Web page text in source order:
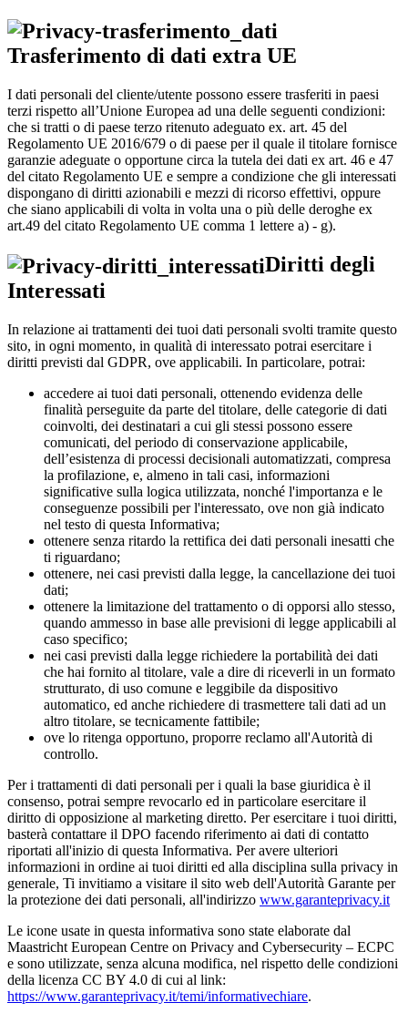
Trasferimento di dati extra UE
I dati personali del cliente/utente possono essere trasferiti in paesi
terzi rispetto all’Unione Europea ad una delle seguenti condizioni:
che si tratti o di paese terzo ritenuto adeguato ex. art. 45 del
Regolamento UE 2016/679 o di paese per il quale il titolare fornisce
garanzie adeguate o opportune circa la tutela dei dati ex art. 46 e 47
del citato Regolamento UE e sempre a condizione che gli interessati
dispongano di diritti azionabili e mezzi di ricorso effettivi, oppure
che siano applicabili di volta in volta una o più delle deroghe ex
art.49 del citato Regolamento UE comma 1 lettere a) - g).
Diritti degli
Interessati
In relazione ai trattamenti dei tuoi dati personali svolti tramite questo
sito, in ogni momento, in qualità di interessato potrai esercitare i
diritti previsti dal GDPR, ove applicabili. In particolare, potrai:
accedere ai tuoi dati personali, ottenendo evidenza delle
finalità perseguite da parte del titolare, delle categorie di dati
coinvolti, dei destinatari a cui gli stessi possono essere
comunicati, del periodo di conservazione applicabile,
dell’esistenza di processi decisionali automatizzati, compresa
la profilazione, e, almeno in tali casi, informazioni
significative sulla logica utilizzata, nonché l'importanza e le
conseguenze possibili per l'interessato, ove non già indicato
nel testo di questa Informativa;
ottenere senza ritardo la rettifica dei dati personali inesatti che
ti riguardano;
ottenere, nei casi previsti dalla legge, la cancellazione dei tuoi
dati;
ottenere la limitazione del trattamento o di opporsi allo stesso,
quando ammesso in base alle previsioni di legge applicabili al
caso specifico;
nei casi previsti dalla legge richiedere la portabilità dei dati
che hai fornito al titolare, vale a dire di riceverli in un formato
strutturato, di uso comune e leggibile da dispositivo
automatico, ed anche richiedere di trasmettere tali dati ad un
altro titolare, se tecnicamente fattibile;
ove lo ritenga opportuno, proporre reclamo all'Autorità di
controllo.
Per i trattamenti di dati personali per i quali la base giuridica è il
consenso, potrai sempre revocarlo ed in particolare esercitare il
diritto di opposizione al marketing diretto. Per esercitare i tuoi diritti,
basterà contattare il DPO facendo riferimento ai dati di contatto
riportati all'inizio di questa Informativa. Per avere ulteriori
informazioni in ordine ai tuoi diritti ed alla disciplina sulla privacy in
generale, Ti invitiamo a visitare il sito web dell'Autorità Garante per
la protezione dei dati personali, all'indirizzo www.garanteprivacy.it
Le icone usate in questa informativa sono state elaborate dal
Maastricht European Centre on Privacy and Cybersecurity – ECPC
e sono utilizzate, senza alcuna modifica, nel rispetto delle condizioni
della licenza CC BY 4.0 di cui al link:
https://www.garanteprivacy.it/temi/informativechiare.